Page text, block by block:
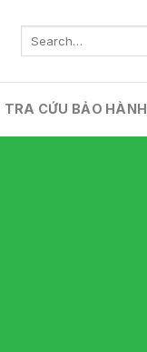
TRA CỨU BẢO HÀNH